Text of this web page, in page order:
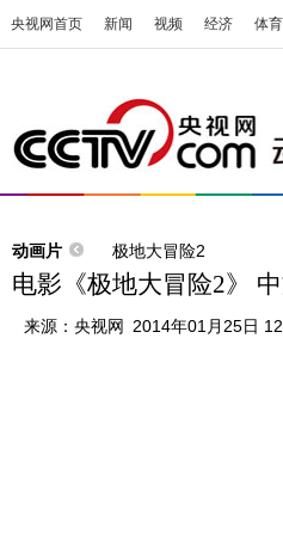
央视网首页 新闻 视频 经济 体育
动画片 极地大冒险2
电影《极地大冒险2》
来源： 央视网 2014年01月25日